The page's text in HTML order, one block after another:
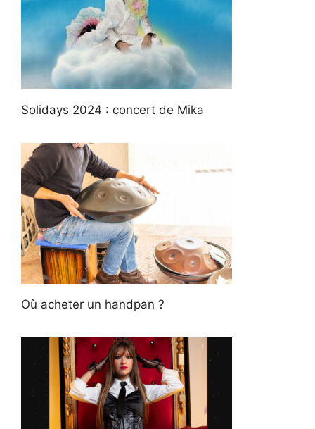
Solidays 2024 : concert de Mika
Où acheter un handpan ?